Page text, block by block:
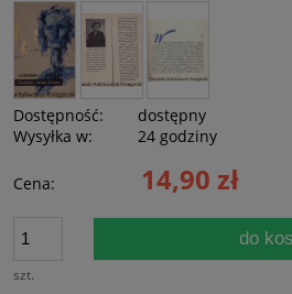
Dostępność:
dostępny
Wysyłka w:
24 godziny
Cena: 14,90 zł
szt.
do